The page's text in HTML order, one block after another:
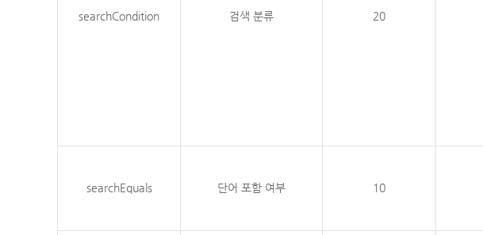
searchCondition 검색 분류 20
searchEquals 단어 포함 여부 10